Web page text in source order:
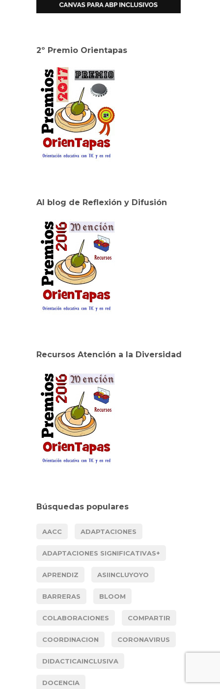
2º Premio Orientapas
Al blog de Reflexión y Difusión
Recursos Atención a la Diversidad
Búsquedas populares
AACC ADAPTACIONES
ADAPTACIONES SIGNIFICATIVAS+
APRENDIZ ASIINCLUYOYO
BARRERAS BLOOM
COLABORACIONES COMPARTIR
COORDINACION CORONAVIRUS
DIDACTICAINCLUSIVA
DOCENCIA